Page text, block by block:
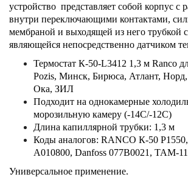
устройство представляет собой корпус
внутри переключающими контактами,
мембраной и выходящей из него трубкой
являющейся непосредственно датчиком
Термостат К-50-L3412 1,3 м Ranco
Pozis, Минск, Бирюса, Атлант,
Ока, ЗИЛ
Подходит на однокамерные
морозильную камеру (-14С/-12С)
Длина капиллярной трубки: 1,3 м
Коды аналогов: RANCO К-50
A010800, Danfoss 077B0021, ТАМ-
Универсальное применение.